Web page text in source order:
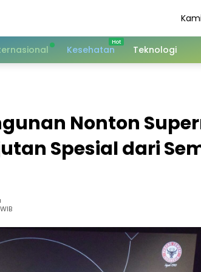
Kesehatan Teknologi
Nonton
Spesial dari